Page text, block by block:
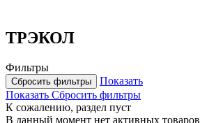
ТРЭКОЛ
Фильтры
Сбросить фильтры
Показать
Показать Сбросить фильтры
К сожалению, раздел пуст
В данный момент нет активных товаров